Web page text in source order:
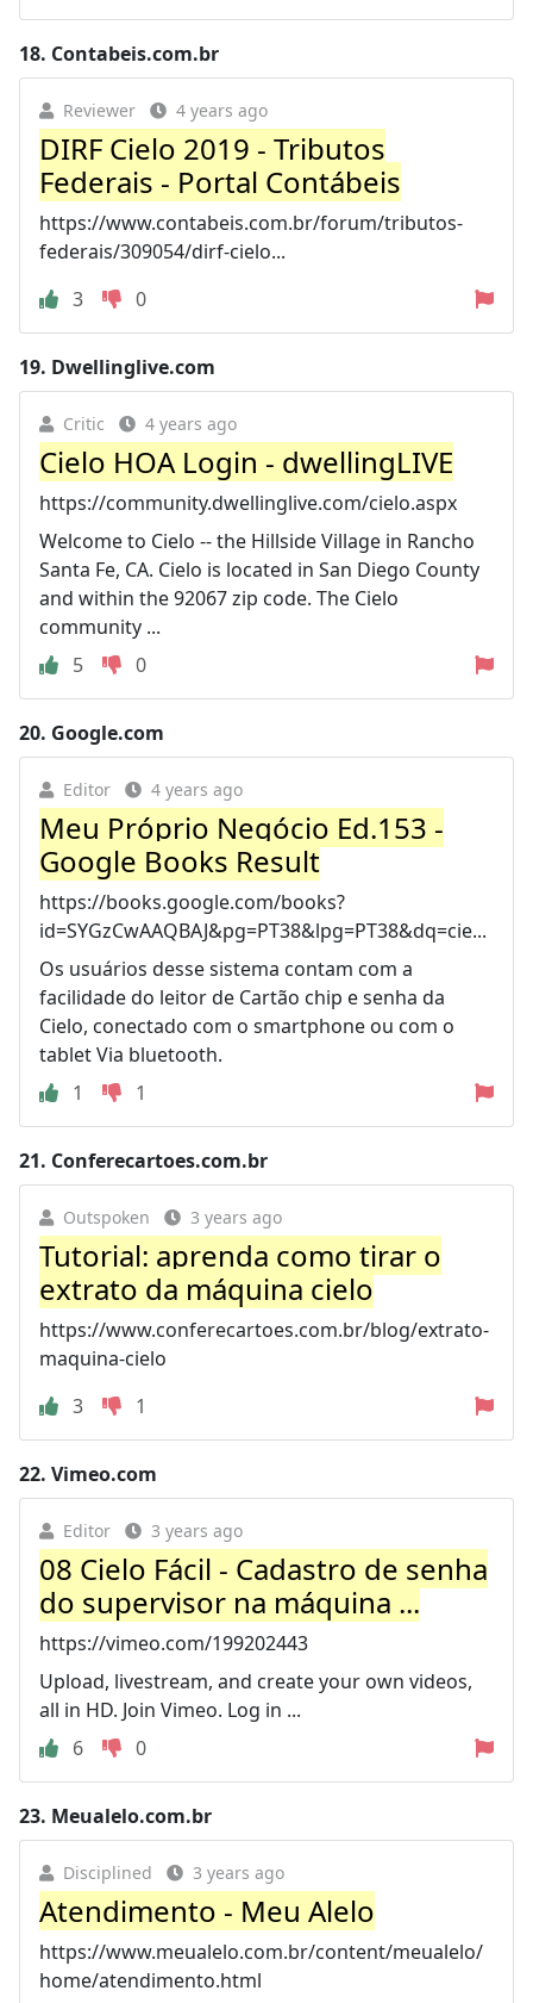
18. Contabeis.com.br
Reviewer 4 years ago
DIRF Cielo 2019 - Tributos
Federais - Portal Contábeis
https://www.contabeis.com.br/forum/tributos-
federais/309054/dirf-cielo...
3
0
19. Dwellinglive.com
Critic 4 years ago
Cielo HOA Login - dwellingLIVE
https://community.dwellinglive.com/cielo.aspx
Welcome to Cielo -- the Hillside Village in Rancho
Santa Fe, CA. Cielo is located in San Diego County
and within the 92067 zip code. The Cielo
community ...
5
0
20. Google.com
Editor 4 years ago
Meu Próprio Negócio Ed.153 -
Google Books Result
https://books.google.com/books?
id=SYGzCwAAQBAJ&pg=PT38&lpg=PT38&dq=cie...
Os usuários desse sistema contam com a
facilidade do leitor de Cartão chip e senha da
Cielo, conectado com o smartphone ou com o
tablet Via bluetooth.
1
1
21. Conferecartoes.com.br
Outspoken 3 years ago
Tutorial: aprenda como tirar o
extrato da máquina cielo
https://www.conferecartoes.com.br/blog/extrato-
maquina-cielo
3
1
22. Vimeo.com
Editor 3 years ago
08 Cielo Fácil - Cadastro de senha
do supervisor na máquina ...
https://vimeo.com/199202443
Upload, livestream, and create your own videos,
all in HD. Join Vimeo. Log in ...
6
0
23. Meualelo.com.br
Disciplined 3 years ago
Atendimento - Meu Alelo
https://www.meualelo.com.br/content/meualelo/
home/atendimento.html